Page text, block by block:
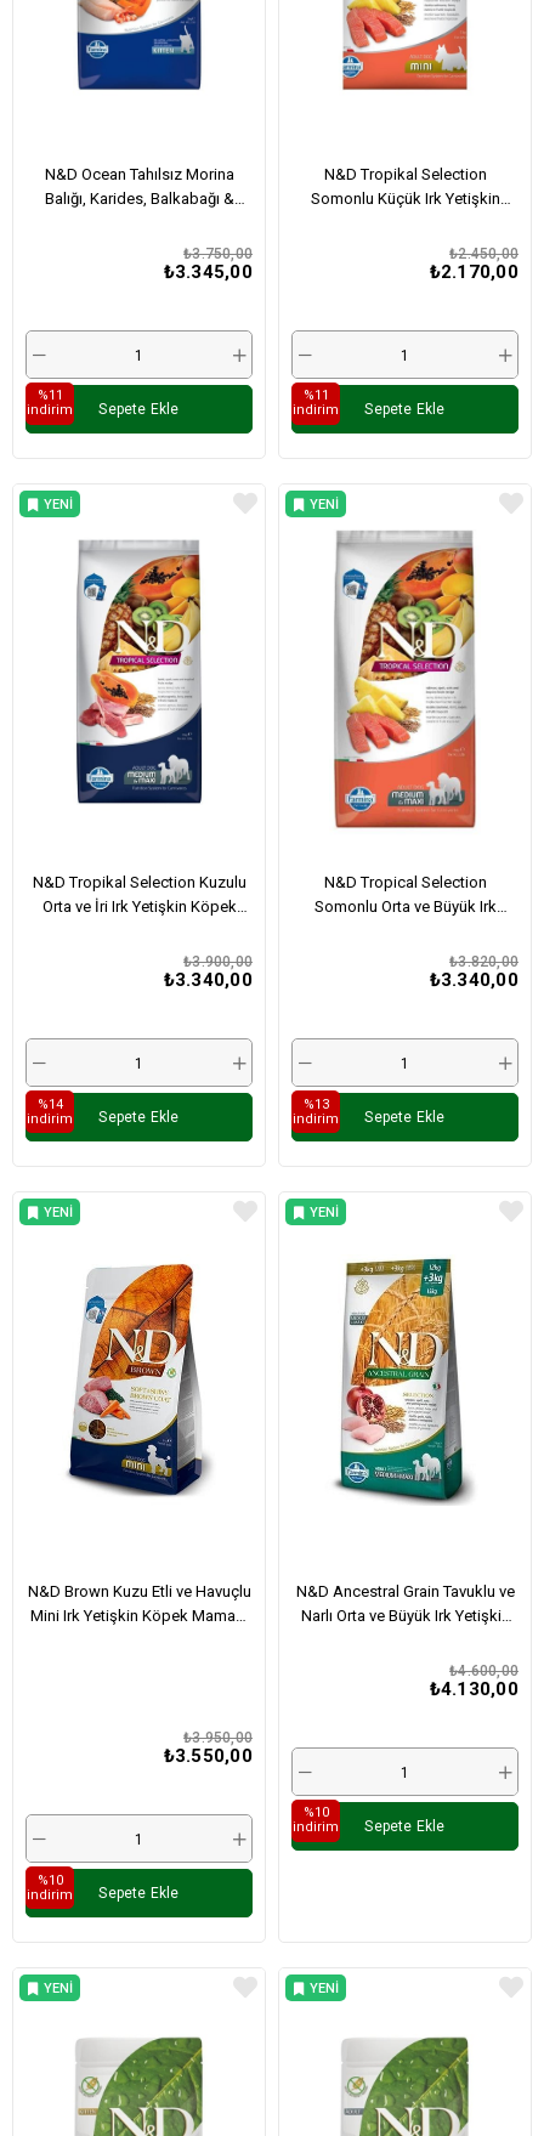
N&D Ocean Tahılsız Morina
Balığı, Karides, Balkabağı &
₺3.345,00
₺3.750,00
Sepete Ekle
%11
i̇ndirim
N&D Tropikal Selection
Somonlu Küçük Irk Yetişkin
₺2.170,00
₺2.450,00
Sepete Ekle
%11
i̇ndirim
N&D Tropikal Selection Kuzulu
Orta ve İri Irk Yetişkin Köpek
₺3.340,00
₺3.900,00
Sepete Ekle
%14
i̇ndirim
YENI
N&D Tropical Selection
Somonlu Orta ve Büyük Irk
₺3.340,00
₺3.820,00
Sepete Ekle
%13
i̇ndirim
YENI
N&D Brown Kuzu Etli ve Havuçlu
Mini Irk Yetişkin Köpek Maması
₺3.550,00
₺3.950,00
Sepete Ekle
%10
i̇ndirim
YENI
N&D Ancestral Grain Tavuklu ve
Narlı Orta ve Büyük Irk Yetişkin
₺4.130,00
₺4.600,00
Sepete Ekle
%10
i̇ndirim
YENI
YENI
YENI